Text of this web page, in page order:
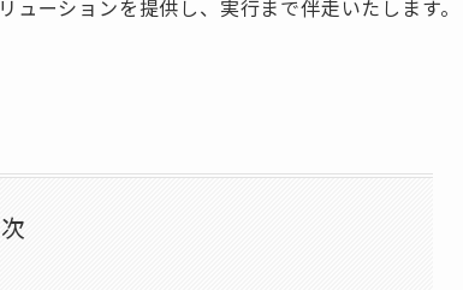
ーションを提供し、実行まで伴走いたします。